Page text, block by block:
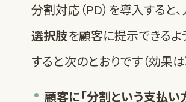
分割対応（PD）を導入する
選択肢を顧客に提示できるよ
すると次のとおりです（効果
顧客に「分割という支払い